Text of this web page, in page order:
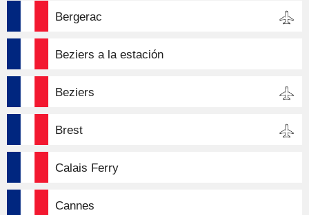
Bergerac
Beziers a la estación
Beziers
Brest
Calais Ferry
Cannes